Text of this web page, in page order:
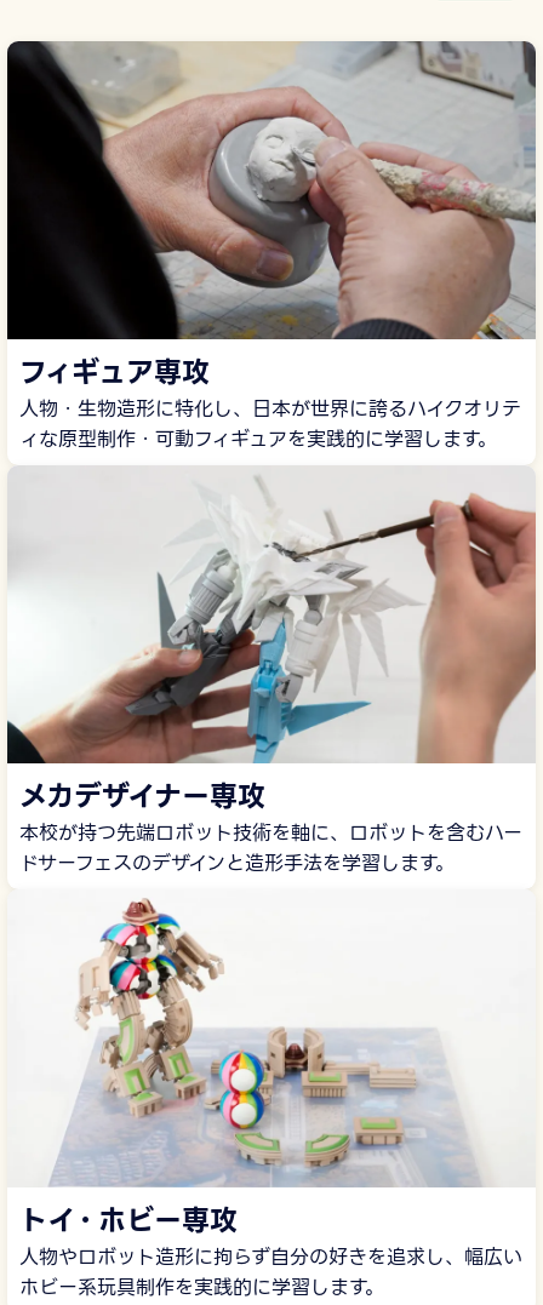
フィギュア専攻
人物・生物造形に特化し、日本が世界に誇るハイクオリテ
ィな原型制作・可動フィギュアを実践的に学習します。
メカデザイナー専攻
本校が持つ先端ロボット技術を軸に、ロボットを含むハー
ドサーフェスのデザインと造形手法を学習します。
トイ・ホビー専攻
人物やロボット造形に拘らず自分の好きを追求し、幅広い
ホビー系玩具制作を実践的に学習します。